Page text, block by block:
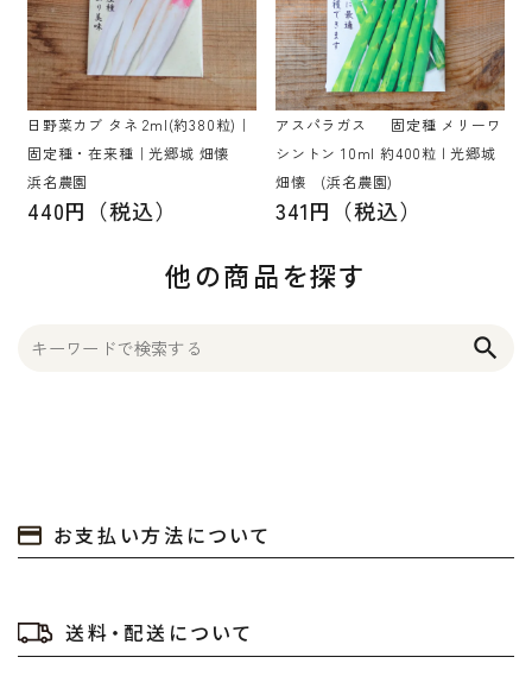
日野菜カブ タネ 2ml(約380粒)｜
固定種・在来種｜光郷城 畑懐
浜名農園
440円（税込）
アスパラガス 固定種 メリーワ
シントン 10ml 約400粒 | 光郷城
畑懐 (浜名農園)
341円（税込）
他の商品を探す
search
お支払い方法について
送料・配送について